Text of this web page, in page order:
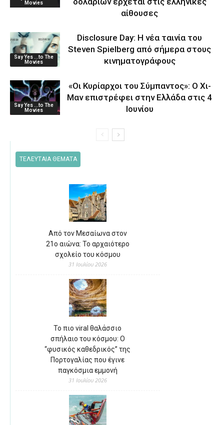
Movies
αίθουσες
Say Yes ...to The
Movies
Disclosure Day: Η νέα ταινία του
Steven Spielberg από σήμερα στους
κινηματογράφους
Say Yes ...to The
Movies
«Οι Κυρίαρχοι του Σύμπαντος»: Ο Χι-
Μαν επιστρέφει στην Ελλάδα στις 4
Ιουνίου
ΤΕΛΕΥΤΑΙΑ ΘΕΜΑΤΑ
Από τον Μεσαίωνα στον
21ο αιώνα: Το αρχαιότερο
σχολείο του κόσμου
31 Ιουλίου 2026
Το πιο viral θαλάσσιο
σπήλαιο του κόσμου: Ο
“φυσικός καθεδρικός” της
Πορτογαλίας που έγινε
παγκόσμια εμμονή
31 Ιουλίου 2026